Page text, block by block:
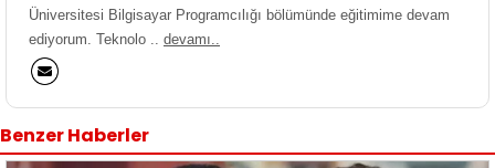
Üniversitesi Bilgisayar Programcılığı bölümünde eğitimime devam
ediyorum. Teknolo .. devamı..
Benzer Haberler